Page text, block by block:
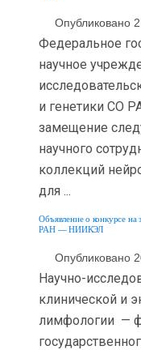
Опубликовано
Федеральное
научное
и генетики СО
замещение
научного
коллекций
для ...
Объявление о конкурсе
РАН — НИИКЭЛ
Опубликовано
Научно-
клинической и
лимфологии —